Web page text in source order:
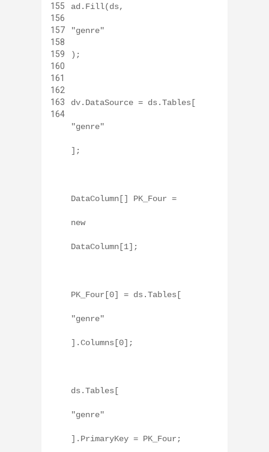
155
156
157
158
159
160
161
162
163
164
ad.Fill(ds,
"genre"
);
dv.DataSource = ds.Tables[
"genre"
];
DataColumn[] PK_Four =
new
DataColumn[1];
PK_Four[0] = ds.Tables[
"genre"
].Columns[0];
ds.Tables[
"genre"
].PrimaryKey = PK_Four;